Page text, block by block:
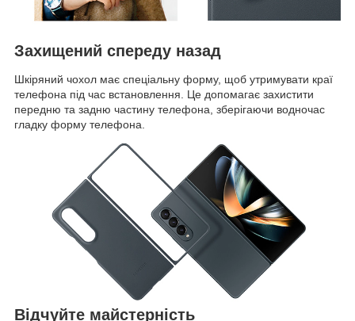
Захищений спереду назад
Шкіряний чохол має спеціальну форму, щоб утримувати краї
телефона під час встановлення. Це допомагає захистити
передню та задню частину телефона, зберігаючи водночас
гладку форму телефона.
Відчуйте майстерність